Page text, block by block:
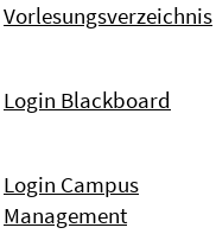
Vorlesungsverzeichnis
Login Blackboard
Login Campus
Management